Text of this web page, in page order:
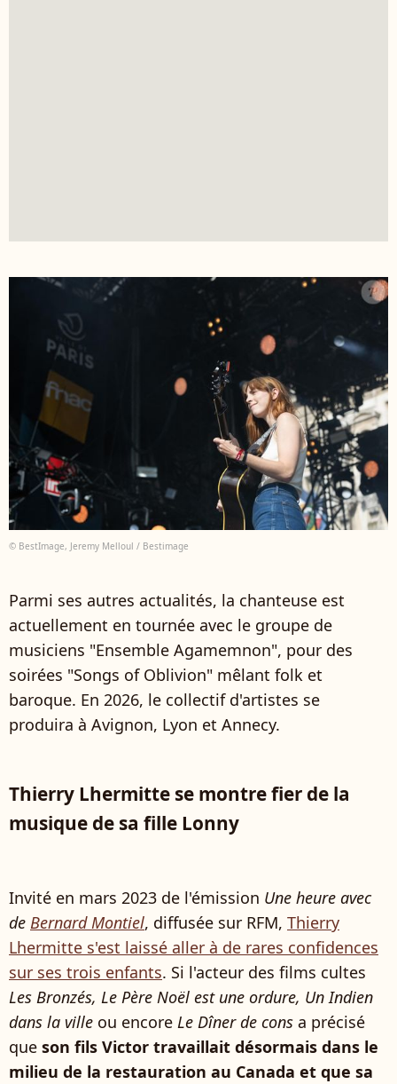
© BestImage, Jeremy Melloul / Bestimage
Parmi ses autres actualités, la chanteuse est
actuellement en tournée avec le groupe de
musiciens "Ensemble Agamemnon", pour des
soirées "Songs of Oblivion" mêlant folk et
baroque. En 2026, le collectif d'artistes se
produira à Avignon, Lyon et Annecy.
Thierry Lhermitte se montre fier de la
musique de sa fille Lonny
Invité en mars 2023 de l'émission Une heure avec
de Bernard Montiel, diffusée sur RFM, Thierry
Lhermitte s'est laissé aller à de rares confidences
sur ses trois enfants. Si l'acteur des films cultes
Les Bronzés, Le Père Noël est une ordure, Un Indien
dans la ville ou encore Le Dîner de cons a précisé
que son fils Victor travaillait désormais dans le
milieu de la restauration au Canada et que sa